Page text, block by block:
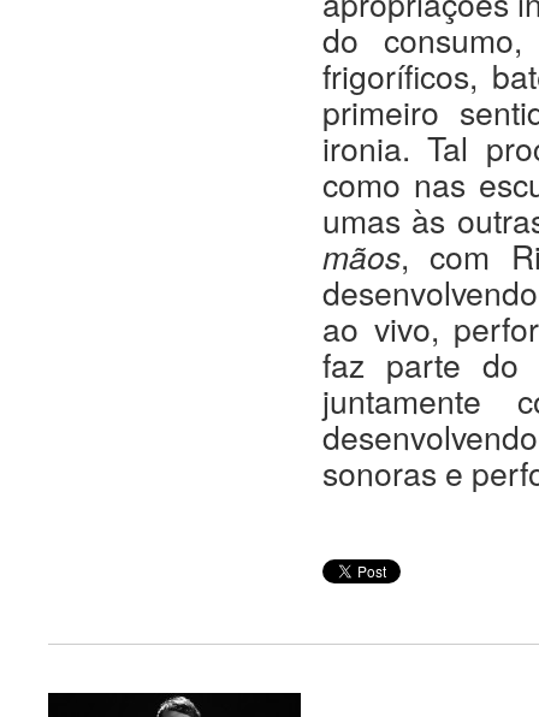
do consumo,
frigoríficos,
primeiro
ironia. Tal
como nas
umas às
mãos, com
ao vivo,
faz parte
juntamente
sonoras e